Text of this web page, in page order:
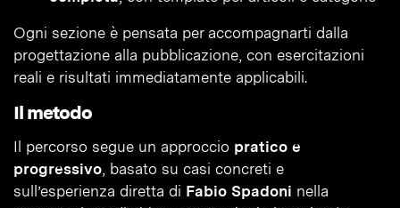
Ogni sezione è pensata per accompagnarti dalla
progettazione alla pubblicazione, con esercitazioni
reali e risultati immediatamente applicabili.
Il metodo
Il percorso segue un approccio pratico e
progressivo, basato su casi concreti e
sull’esperienza diretta di Fabio Spadoni nella